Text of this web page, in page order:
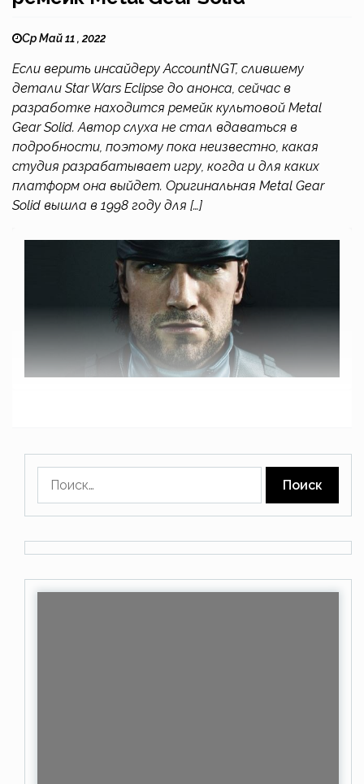
Ср Май 11 , 2022
Если верить инсайдеру AccountNGT, слившему
детали Star Wars Eclipse до анонса, сейчас в
разработке находится ремейк культовой Metal
Gear Solid. Автор слуха не стал вдаваться в
подробности, поэтому пока неизвестно, какая
студия разрабатывает игру, когда и для каких
платформ она выйдет. Оригинальная Metal Gear
Solid вышла в 1998 году для […]